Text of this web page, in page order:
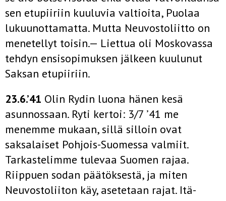
sen etupiiriin kuuluvia valtioita, Puolaa
lukuunottamatta. Mutta Neuvostoliitto on
menetellyt toisin.— Liettua oli Moskovassa
tehdyn ensisopimuksen jälkeen kuulunut
Saksan etupiiriin.
23.6.’41 Olin Rydin luona hänen kesä
asunnossaan. Ryti kertoi: 3/7 ’41 me
menemme mukaan, sillä silloin ovat
saksalaiset Pohjois-Suomessa valmiit.
Tarkastelimme tulevaa Suomen rajaa.
Riippuen sodan päätöksestä, ja miten
Neuvostoliiton käy, asetetaan rajat. Itä-